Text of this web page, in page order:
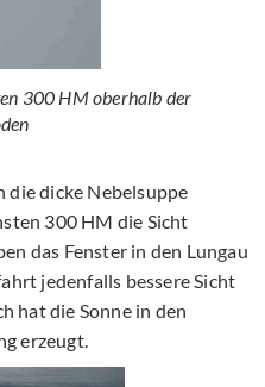
300 HM oberhalb der
die dicke Nebelsuppe
300 HM die Sicht
das Fenster in den Lungau
jedenfalls bessere Sicht
hat die Sonne in den
erzeugt.